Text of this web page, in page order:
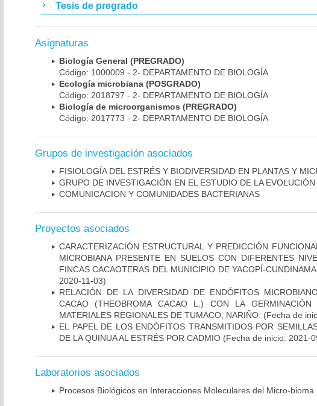
Tesis de pregrado
Asignaturas
Biología General (PREGRADO)
Código: 1000009 - 2- DEPARTAMENTO DE BIOLOGÍA
Ecología microbiana (POSGRADO)
Código: 2018797 - 2- DEPARTAMENTO DE BIOLOGÍA
Biología de microorganismos (PREGRADO)
Código: 2017773 - 2- DEPARTAMENTO DE BIOLOGÍA
Grupos de investigación asociados
FISIOLOGÍA DEL ESTRÉS Y BIODIVERSIDAD EN PLANTAS Y
GRUPO DE INVESTIGACIÓN EN EL ESTUDIO DE LA
COMUNICACION Y COMUNIDADES BACTERIANAS
Proyectos asociados
CARACTERIZACIÓN ESTRUCTURAL Y PREDICCIÓN
MICROBIANA PRESENTE EN SUELOS CON DIFERENTES
FINCAS CACAOTERAS DEL MUNICIPIO DE YACOPÍ-
2020-11-03)
RELACIÓN DE LA DIVERSIDAD DE ENDÓFITOS
CACAO (THEOBROMA CACAO L.) CON LA
MATERIALES REGIONALES DE TUMACO, NARIÑO. (Fecha de
EL PAPEL DE LOS ENDÓFITOS TRANSMITIDOS POR
DE LA QUINUA AL ESTRÉS POR CADMIO (Fecha de inicio: 2021-
Laboratorios asociados
Procesos Biológicos en Interacciones Moleculares del Micro-bioma